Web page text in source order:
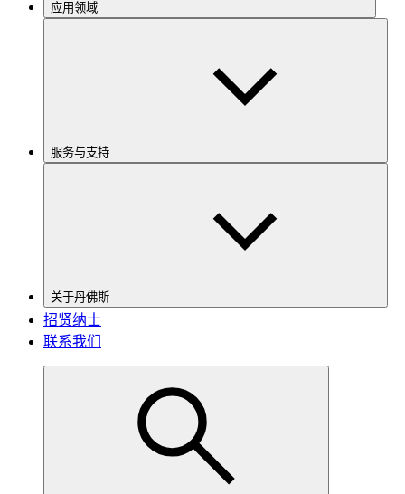
应用领域
服务与支持
关于丹佛斯
招贤纳士
联系我们